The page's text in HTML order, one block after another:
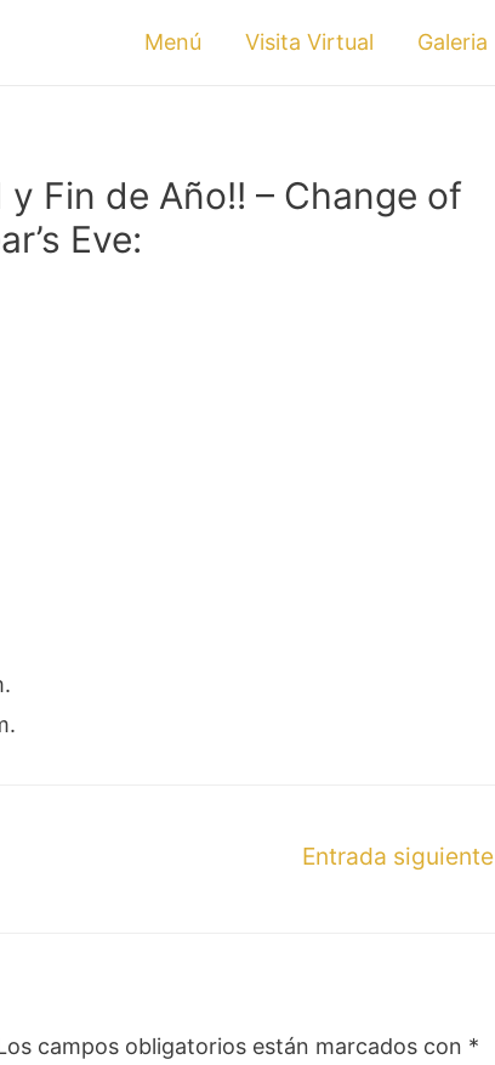
Menú Visita Virtual Galeria
Fin de Año!! – Change of
Eve:
Entrada siguiente
campos obligatorios están marcados con *